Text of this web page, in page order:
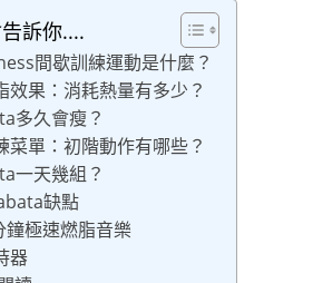
訴你....
間歇訓練運動是什麼？
果：消耗熱量有多少？
多久會瘦？
單：初階動作有哪些？
一天幾組？
缺點
極速燃脂音樂
器